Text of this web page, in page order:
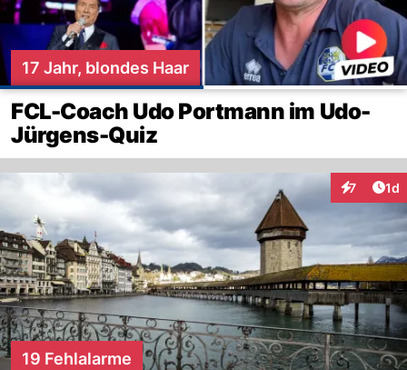
17 Jahr, blondes Haar
FCL-Coach Udo Portmann im Udo-
Jürgens-Quiz
7 1d
19 Fehlalarme